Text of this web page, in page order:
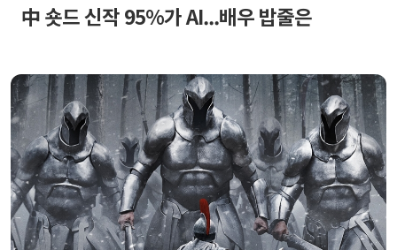
中 숏드 신작 95%가 AI...배우 밥줄은